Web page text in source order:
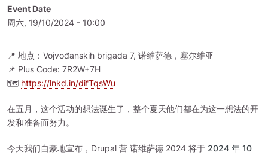
Event Date
周六, 19/10/2024 - 10:00
📍 地点：Vojvođanskih brigada 7, 诺维萨德，塞尔维亚
📌 Plus Code: 7R2W+7H
🗺️ https://lnkd.in/difTqsWu
在五月，这个活动的想法诞生了，整个夏天他们都在为这一想法的开
发和准备而努力。
今天我们自豪地宣布，Drupal 营 诺维萨德 2024 将于 2024 年 10